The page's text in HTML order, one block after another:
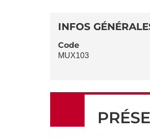
DE
LA
DÉTAILS
INFOS
Code
MUX103